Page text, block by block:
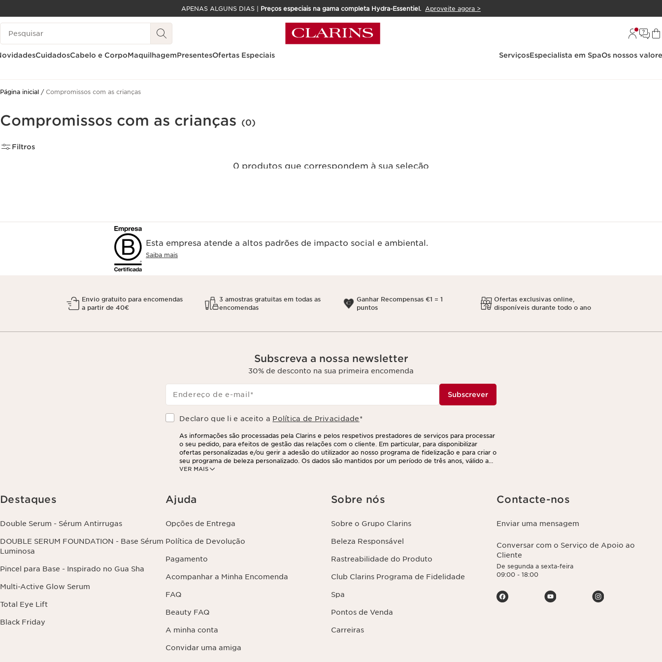
SALTAR PARA O CONTEÚDO
IR PARA O RODAPÉ
APENAS ALGUNS DIAS | Preços especiais na gama completa Hydra-Essentiel. Aproveite agora >
Pesquisar Legenda
CuidadosCabelo e CorpoMaquilhagemPresentesOfertas Especiais ServiçosEspecialista em SpaOs nossos
Página inicial Compromissos com as crianças
Compromissos com as crianças (0)
Filtros
0 produtos que correspondem à sua seleção
Esta empresa atende a altos padrões de impacto social e ambiental.
Saiba mais
Envio gratuito para encomendas
a partir de 40€
3 amostras gratuitas em todas as
encomendas
Ganhar Recompensas €1 = 1
puntos
Ofertas exclusivas online,
disponíveis durante todo o ano
Subscreva a nossa newsletter
30% de desconto na sua primeira encomenda
Endereço de e-mail * Subscrever
Declaro que li e aceito a Política de Privacidade*
VER MAIS
As informações são processadas pela Clarins e pelos respetivos prestadores de serviços para processar
o seu pedido, para efeitos de gestão das relações com o cliente. Em particular, para disponibilizar
ofertas personalizadas e/ou gerir a adesão do utilizador ao nosso programa de fidelização e para criar o
seu programa de beleza personalizado. Os dados são mantidos por um período de três anos, válido a
partir do seu último contacto ou encomenda. Tem o direito de aceder, corrigir, eliminar e transferir as
clicando aqui
Destaques
Double Serum - Sérum Antirrugas
DOUBLE SERUM FOUNDATION - Base Sérum
Luminosa
Pincel para Base - Inspirado no Gua Sha
Multi-Active Glow Serum
Total Eye Lift
Black Friday
Ajuda
Opções de Entrega
Política de Devolução
Pagamento
Acompanhar a Minha Encomenda
FAQ
Beauty FAQ
A minha conta
Convidar uma amiga
Sobre nós
Sobre o Grupo Clarins
Beleza Responsável
Rastreabilidade do Produto
Club Clarins Programa de Fidelidade
Spa
Pontos de Venda
Carreiras
Contacte-nos
Enviar uma mensagem
Conversar com o Serviço de Apoio ao
Cliente
De segunda a sexta-feira
09:00 - 18:00